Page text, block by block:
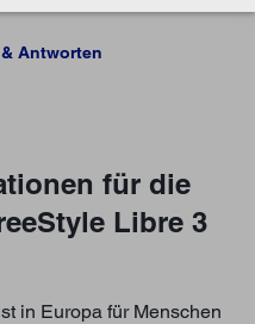
Antworten
für die
Libre 3
in Europa für Menschen